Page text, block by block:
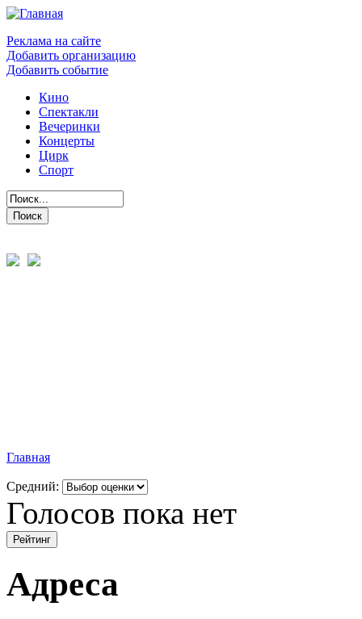
Реклама на сайте
Добавить организацию
Добавить событие
Кино
Спектакли
Вечеринки
Концерты
Цирк
Спорт
Главная
Средний:
Голосов пока нет
Адреса